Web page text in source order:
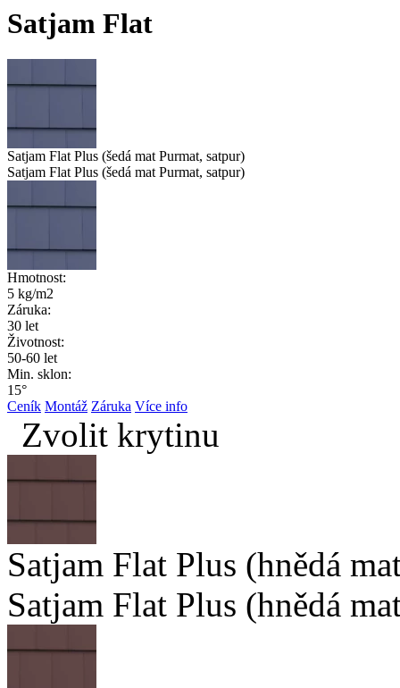
Satjam Flat
Satjam Flat Plus (šedá mat Purmat, satpur)
Satjam Flat Plus (šedá mat Purmat, satpur)
Hmotnost:
5 kg/m2
Záruka:
30 let
Životnost:
50-60 let
Min. sklon:
15°
Ceník Montáž Záruka Více info
Zvolit krytinu
Satjam Flat Plus (hnědá
Satjam Flat Plus (hnědá